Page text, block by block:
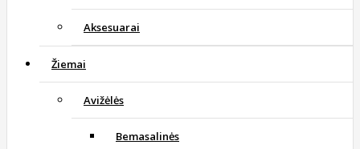
Aksesuarai
Žiemai
Avižėlės
Bemasalinės